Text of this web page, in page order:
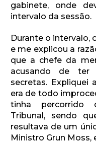
gabinete, onde
intervalo da sessão.
Durante o intervalo,
e me explicou a
que a chefe da
acusando de ter
secretas. Expliquei
era de todo
tinha percorrido
Tribunal, sendo
resultava de um
Ministro Grun Moss,